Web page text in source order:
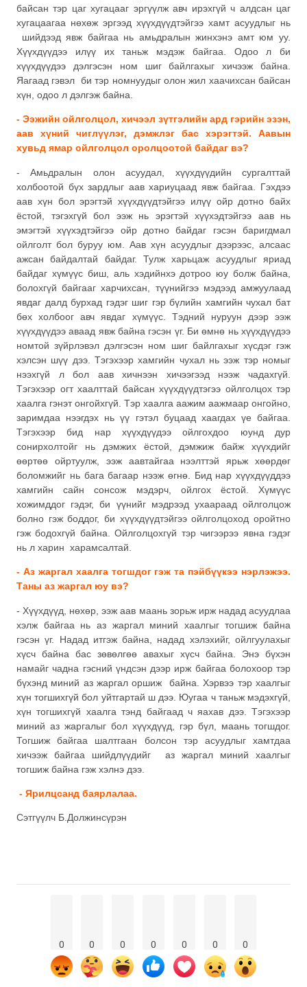
байсан тэр цаг хугацааг эргүүлж авч ирэхгүй ч алдсан цаг
хугацаагаа нөхөж эргээд хүүхдүүдтэйгээ хамт асуудлыг нь
шийдээд явж байгаа нь амьдралын жинхэнэ амт юм уу.
Хүүхдүүдээ илүү их таньж мэдэж байгаа. Одоо л би
хүүхдүүдээ дэлгэсэн ном шиг байлгахыг хичээж байна.
Яагаад гэвэл би тэр номнуудыг олон жил хаачихсан байсан
хүн, одоо л дэлгэж байна.
- Ээжийн ойлголцол, хичээл зүтгэлийн ард гэрийн эзэн,
аав хүний чиглүүлэг, дэмжлэг бас хэрэгтэй. Аавын
хувьд ямар ойлголцол оролцоотой байдаг вэ?
- Амьдралын олон асуудал, хүүхдүүдийн сургалттай
холбоотой бүх зардлыг аав хариуцаад явж байгаа. Гэхдээ
аав хүн бол эрэгтэй хүүхдүүдтэйгээ илүү ойр дотно байх
ёстой, тэгэхгүй бол ээж нь эрэгтэй хүүхэдтэйгээ аав нь
эмэгтэй хүүхэдтэйгээ ойр дотно байдаг гэсэн баригдмал
ойлголт бол буруу юм. Аав хүн асуудлыг дээрээс, алсаас
ажсан байдалтай байдаг. Тулж харьцаж асуудлыг яриад
байдаг хүмүүс биш, аль хэдийнхэ дотроо юу болж байна,
болохгүй байгааг харчихсан, түүнийгээ мэдээд амжуулаад
явдаг далд бурхад гэдэг шиг гэр бүлийн хамгийн чухал бат
бөх холбоог авч явдаг хүмүүс. Тэдний нуруун дээр ээж
хүүхдүүдээ аваад явж байна гэсэн үг. Би өмнө нь хүүхдүүдээ
номтой зүйрлэвэл дэлгэсэн ном шиг байлгахыг хүсдэг гэж
хэлсэн шүү дээ. Тэгэхээр хамгийн чухал нь ээж тэр номыг
нээхгүй л бол аав хичнээн хичээгээд нээж чадахгүй.
Тэгэхээр огт хаалттай байсан хүүхдүүдтэгээ ойлголцох тэр
хаалга гэнэт онгойхгүй. Тэр хаалга аажим аажмаар онгойно,
заримдаа нээгдэх нь үү гэтэл буцаад хаагдах үе байгаа.
Тэгэхээр бид нар хүүхдүүдээ ойлгохдоо юунд дур
сонирхолтойг нь дэмжих ёстой, дэмжиж байж хүүхдийг
өөртөө ойртуулж, ээж аавтайгаа нээлттэй ярьж хөөрдөг
боломжийг нь бага багаар нээж өгнө. Бид нар хүүхдүүддээ
хамгийн сайн сонсож мэдэрч, ойлгох ёстой. Хүмүүс
хожимддог гэдэг, би үүнийг мэдрээд ухаараад ойлголцож
болно гэж боддог, би хүүхдүүдтэйгээ ойлголцоход оройтно
гэж бодохгүй байна. Ойлголцохгүй тэр чигээрээ явна гэдэг
нь л харин харамсалтай.
- Аз жаргал хаалга тогшдог гэж та пэйбүүкээ нэрлэжээ.
Таны аз жаргал юу вэ?
- Хүүхдүүд, нөхөр, ээж аав маань зорьж ирж надад асуудлаа
хэлж байгаа нь аз жаргал миний хаалгыг тогшиж байна
гэсэн үг. Надад итгэж байна, надад хэлэхийг, ойлгуулахыг
хүсч байна бас зөвөлгөө авахыг хүсч байна. Энэ бүхэн
намайг чадна гэсний үндсэн дээр ирж байгаа болохоор тэр
бүхэнд миний аз жаргал оршиж байна. Хэрвээ тэр хаалгыг
хүн тогшихгүй бол уйтгартай ш дээ. Юугаа ч таньж мэдэхгүй,
хүн тогшихгүй хаалга тэнд байгаад ч яахав дээ. Тэгэхээр
миний аз жаргалыг бол хүүхдүүд, гэр бүл, маань тогшдог.
Тогшиж байгаа шалтгаан болсон тэр асуудлыг хамтдаа
хичээж байгаа шийдлүүдийг аз жаргал миний хаалгыг
тогшиж байна гэж хэлнэ дээ.
- Ярилцсанд баярлалаа.
Сэтгүүлч Б.Должинсүрэн
0 0 0 0 0 0 0